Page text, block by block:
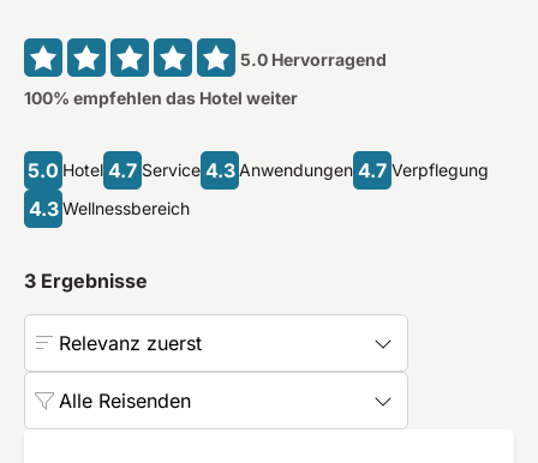
5.0 Hervorragend
100% empfehlen das Hotel weiter
5.0 Hotel 4.7 Service 4.3 Anwendungen 4.7 Verpflegung
4.3 Wellnessbereich
3 Ergebnisse
Relevanz zuerst
Alle Reisenden